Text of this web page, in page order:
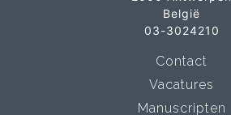
België
03-3024210
Contact
Vacatures
Manuscripten